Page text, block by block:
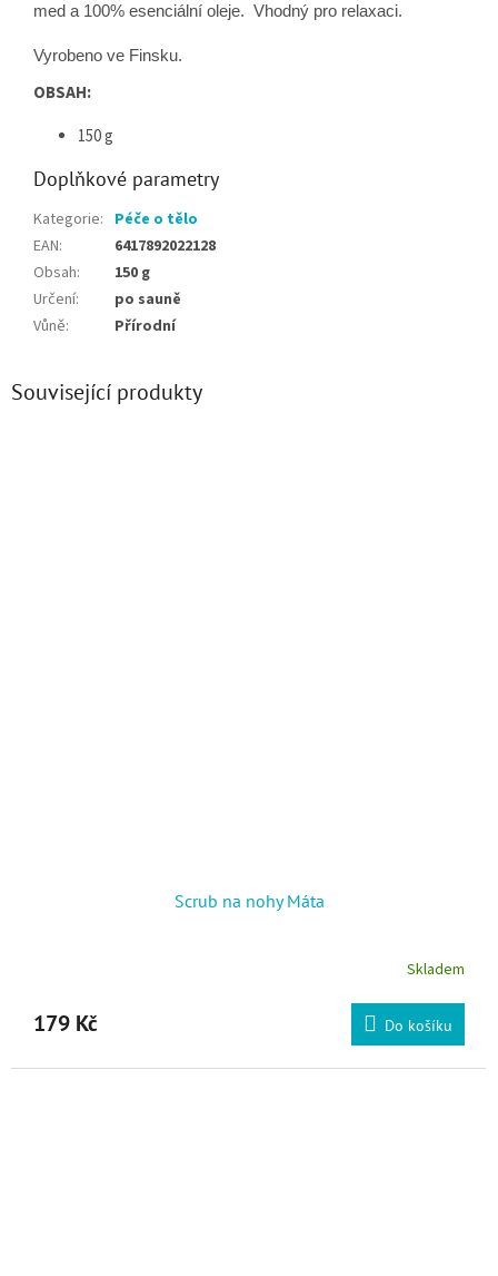
med a 100% esenciální oleje.  Vhodný pro relaxaci.
Vyrobeno ve Finsku.
OBSAH:
150 g
Doplňkové parametry
Kategorie: Péče o tělo
EAN:
6417892022128
Obsah:
150 g
Určení:
po sauně
Vůně: Přírodní
Související produkty
Scrub na nohy Máta
Skladem
179 Kč Do košíku